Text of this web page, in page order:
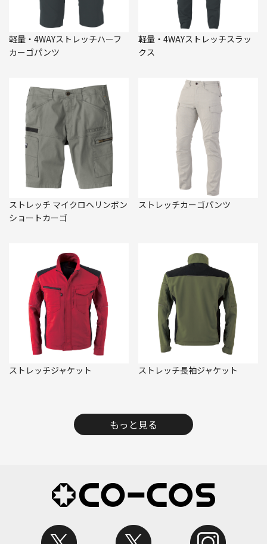
軽量・4WAYストレッチハーフ
カーゴパンツ
軽量・4WAYストレッチスラッ
クス
ストレッチ マイクロヘリンボン
ショートカーゴ
ストレッチカーゴパンツ
ストレッチジャケット ストレッチ長袖ジャケット
もっと見る